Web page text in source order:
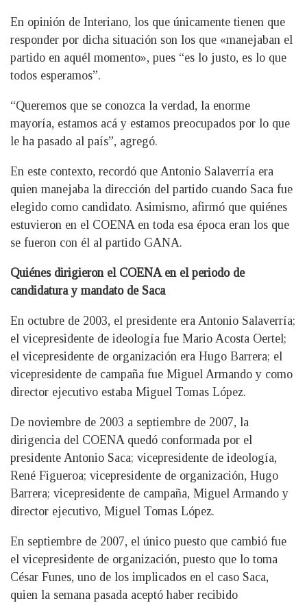
En opinión de Interiano, los que únicamente tienen que
responder por dicha situación son los que «manejaban el
partido en aquél momento», pues “es lo justo, es lo que
todos esperamos”.
“Queremos que se conozca la verdad, la enorme
mayoría, estamos acá y estamos preocupados por lo que
le ha pasado al país”, agregó.
En este contexto, recordó que Antonio Salaverría era
quien manejaba la dirección del partido cuando Saca fue
elegido como candidato. Asimismo, afirmó que quiénes
estuvieron en el COENA en toda esa época eran los que
se fueron con él al partido GANA.
Quiénes dirigieron el COENA en el periodo de
candidatura y mandato de Saca
En octubre de 2003, el presidente era Antonio Salaverría;
el vicepresidente de ideología fue Mario Acosta Oertel;
el vicepresidente de organización era Hugo Barrera; el
vicepresidente de campaña fue Miguel Armando y como
director ejecutivo estaba Miguel Tomas López.
De noviembre de 2003 a septiembre de 2007, la
dirigencia del COENA quedó conformada por el
presidente Antonio Saca; vicepresidente de ideología,
René Figueroa; vicepresidente de organización, Hugo
Barrera; vicepresidente de campaña, Miguel Armando y
director ejecutivo, Miguel Tomas López.
En septiembre de 2007, el único puesto que cambió fue
el vicepresidente de organización, puesto que lo toma
César Funes, uno de los implicados en el caso Saca,
quien la semana pasada aceptó haber recibido